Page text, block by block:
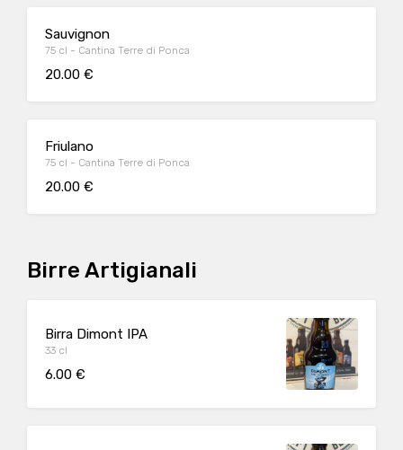
Sauvignon
75 cl - Cantina Terre di Ponca
20.00 €
Friulano
75 cl - Cantina Terre di Ponca
20.00 €
Birre Artigianali
Birra Dimont IPA
33 cl
6.00 €